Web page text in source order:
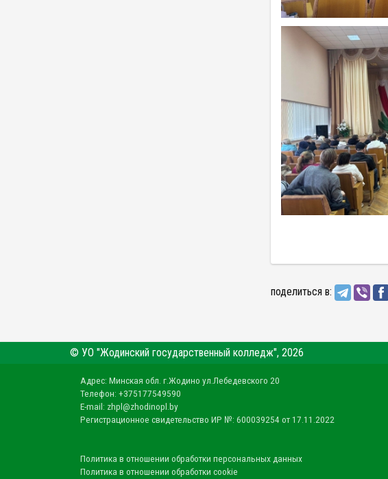
поделиться в:
© УО "Жодинский государственный колледж", 2026
Адрес: Минская обл. г.Жодино ул.Лебедевского 20
Телефон: +375177549590
E-mail: zhpl@zhodinopl.by
Регистрационное свидетельство ИР №: 600039254 от 17.11.2022
Политика в отношении обработки персональных данных
Политика в отношении обработки cookie